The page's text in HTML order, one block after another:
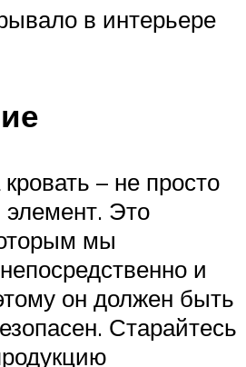
в интерьере
– не просто
Это
мы
и
он должен быть
Старайтесь